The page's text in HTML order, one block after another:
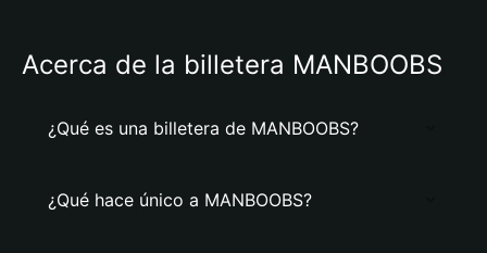
Acerca de la billetera MANBOOBS
¿Qué es una billetera de MANBOOBS?
¿Qué hace único a MANBOOBS?